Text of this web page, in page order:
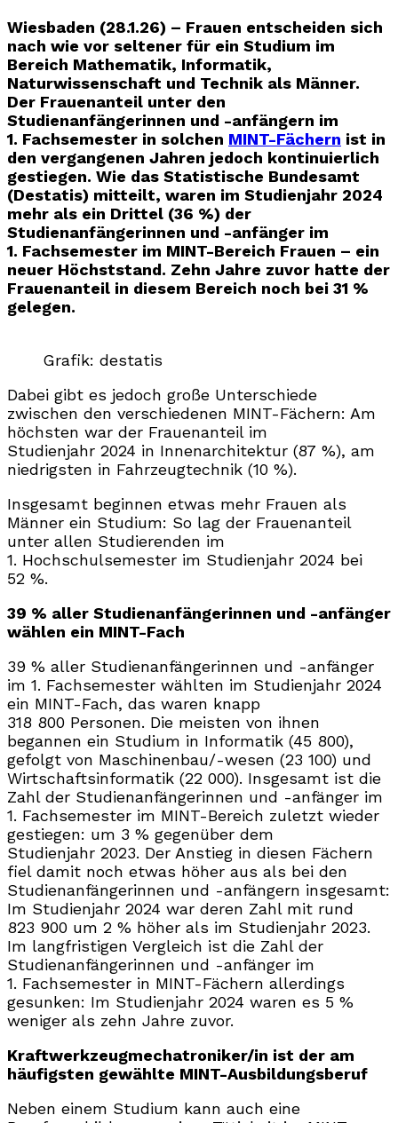
Wiesbaden (28.1.26) – Frauen entscheiden sich
nach wie vor seltener für ein Studium im
Bereich Mathematik, Informatik,
Naturwissenschaft und Technik als Männer.
Der Frauenanteil unter den
Studienanfängerinnen und -anfängern im
1. Fachsemester in solchen MINT-Fächern ist in
den vergangenen Jahren jedoch kontinuierlich
gestiegen. Wie das Statistische Bundesamt
(Destatis) mitteilt, waren im Studienjahr 2024
mehr als ein Drittel (36 %) der
Studienanfängerinnen und -anfänger im
1. Fachsemester im MINT-Bereich Frauen – ein
neuer Höchststand. Zehn Jahre zuvor hatte der
Frauenanteil in diesem Bereich noch bei 31 %
gelegen.
Grafik: destatis
Dabei gibt es jedoch große Unterschiede
zwischen den verschiedenen MINT-Fächern: Am
höchsten war der Frauenanteil im
Studienjahr 2024 in Innenarchitektur (87 %), am
niedrigsten in Fahrzeugtechnik (10 %).
Insgesamt beginnen etwas mehr Frauen als
Männer ein Studium: So lag der Frauenanteil
unter allen Studierenden im
1. Hochschulsemester im Studienjahr 2024 bei
52 %.
39 % aller Studienanfängerinnen und -anfänger
wählen ein MINT-Fach
39 % aller Studienanfängerinnen und -anfänger
im 1. Fachsemester wählten im Studienjahr 2024
ein MINT-Fach, das waren knapp
318 800 Personen. Die meisten von ihnen
begannen ein Studium in Informatik (45 800),
gefolgt von Maschinenbau/-wesen (23 100) und
Wirtschaftsinformatik (22 000). Insgesamt ist die
Zahl der Studienanfängerinnen und -anfänger im
1. Fachsemester im MINT-Bereich zuletzt wieder
gestiegen: um 3 % gegenüber dem
Studienjahr 2023. Der Anstieg in diesen Fächern
fiel damit noch etwas höher aus als bei den
Studienanfängerinnen und -anfängern insgesamt:
Im Studienjahr 2024 war deren Zahl mit rund
823 900 um 2 % höher als im Studienjahr 2023.
Im langfristigen Vergleich ist die Zahl der
Studienanfängerinnen und -anfänger im
1. Fachsemester in MINT-Fächern allerdings
gesunken: Im Studienjahr 2024 waren es 5 %
weniger als zehn Jahre zuvor.
Kraftwerkzeugmechatroniker/in ist der am
häufigsten gewählte MINT-Ausbildungsberuf
Neben einem Studium kann auch eine